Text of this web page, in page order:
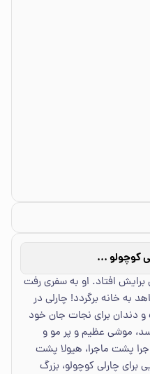
دفترچه خاطرات چارلی کوچولو 8/جنگل جمجمه
افتاد. او به سفری رفت
به خانه برگردد! چارلی در
دندان برای نجات جان خود
موشی عظیم و پر مو و
پشت ماجرا، هیولا پشت
چارلی کوچولو، بزرگ